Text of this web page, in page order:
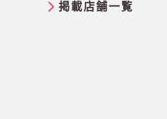
掲載店舗一覧